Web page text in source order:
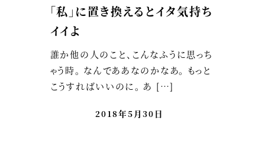
「私」に置き換えるとイタ気持ち
イイよ
誰か他の人のこと、こんなふうに思っち
ゃう時。 なんでああなのかなあ。 もっと
こうすればいいのに。 あ […]
2018年5月30日